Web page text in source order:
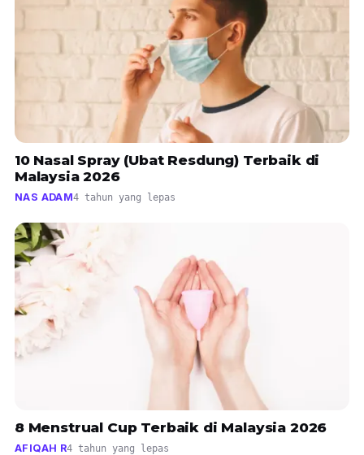
10 Nasal Spray (Ubat Resdung) Terbaik di
Malaysia 2026
NAS ADAM4 tahun yang lepas
8 Menstrual Cup Terbaik di Malaysia 2026
AFIQAH R4 tahun yang lepas